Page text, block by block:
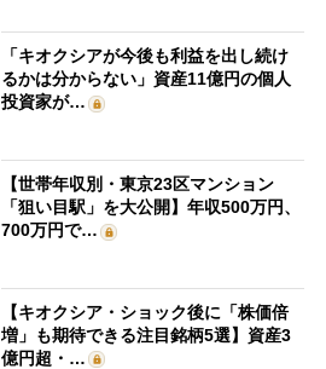
「キオクシアが今後も利益を出し続け
るかは分からない」資産11億円の個人
投資家が…
【世帯年収別・東京23区マンション
「狙い目駅」を大公開】年収500万円、
700万円で…
【キオクシア・ショック後に「株価倍
増」も期待できる注目銘柄5選】資産3
億円超・…